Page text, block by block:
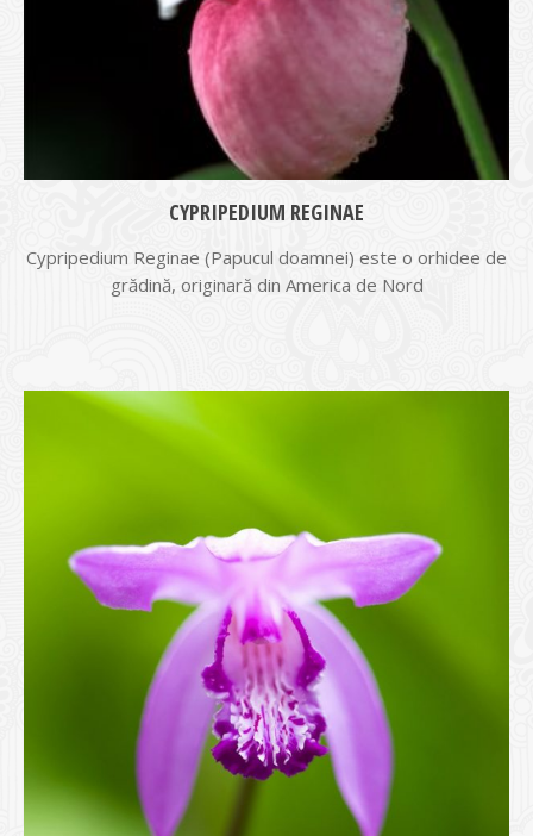
CYPRIPEDIUM REGINAE
Cypripedium Reginae (Papucul doamnei) este o orhidee de
grădină, originară din America de Nord